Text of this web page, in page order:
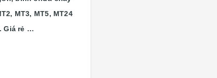
MT3, MT5, MT24
Giá rẻ …